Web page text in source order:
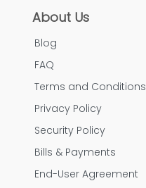
About Us
Blog
FAQ
Terms and Conditions
Privacy Policy
Security Policy
Bills & Payments
End-User Agreement